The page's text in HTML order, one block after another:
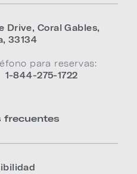
Drive, Coral Gables,
, 33134
para reservas:
1-844-275-1722
frecuentes